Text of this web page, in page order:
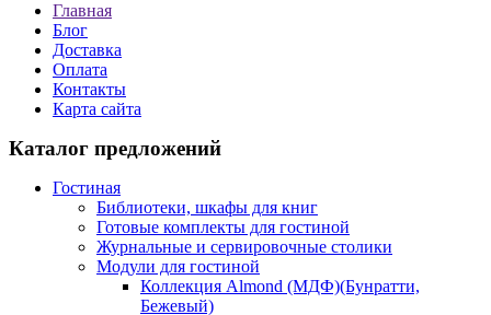
Главная
Блог
Доставка
Оплата
Контакты
Карта сайта
Каталог предложений
Гостиная
Библиотеки, шкафы для книг
Готовые комплекты для гостиной
Журнальные и сервировочные столики
Модули для гостиной
Коллекция Almond (МДФ)(Бунратти,
Бежевый)